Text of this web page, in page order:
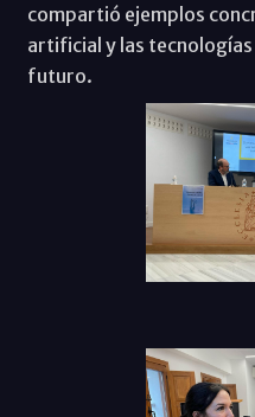
compartió ejemplos
artificial y las tecnologías
futuro.